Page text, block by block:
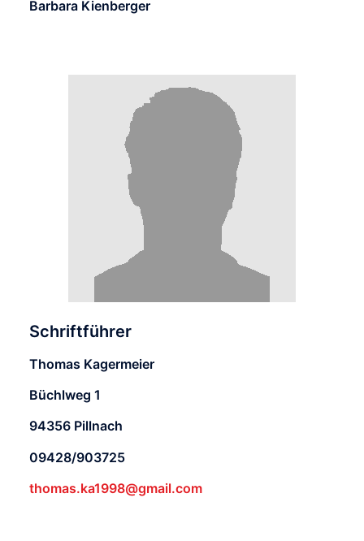
Barbara Kienberger
Schriftführer
Thomas Kagermeier
Büchlweg 1
94356 Pillnach
09428/903725
thomas.ka1998@gmail.com